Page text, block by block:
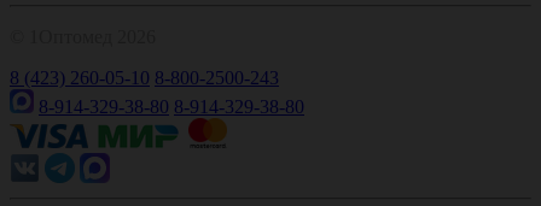
8 (423) 260-05-10 8-800-2500-243
8-914-329-38-80 8-914-329-38-80